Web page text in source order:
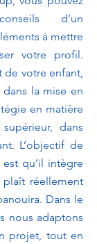
d’un
à mettre
votre profil.
votre enfant,
dans la mise en
en matière
dans
L’objectif de
qu’il intègre
réellement
Dans le
nous adaptons
projet, tout en